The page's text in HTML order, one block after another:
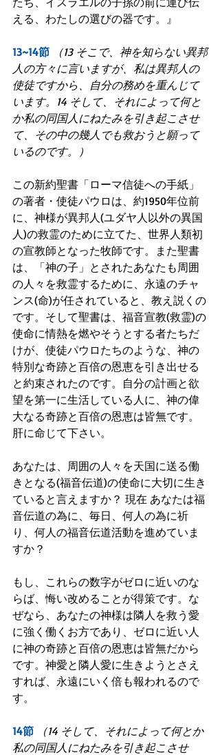
える、わたしの選びの器です。』
13~14節
（13 そこで、神を知らない異邦
人の方々に言いますが、私は異邦人の
使徒ですから、自分の務めを重んじて
います。14 そして、それによって何と
か私の同国人にねたみを引き起こさせ
て、その中の幾人でも救おうと願って
いるのです。）
この新約聖書「ローマ信徒への手紙」
の著者・使徒パウロは、約1950年位前
に、神様が異邦人(ユダヤ人以外の異国
人)の救霊のために立てた、世界人類初
の宣教師となった牧師です。また聖書
は、「神の子」とされたあなたも周囲
の人々を救霊するために、永遠のチャ
ンス(命)が任されていると、教え説くの
です。そして聖書は、福音宣教(救霊)の
使命に情熱を燃やそうとする者たちだ
けが、使徒パウロたちのような、神の
特別な奇跡と百倍の恩恵を引き出せる
と約束されたのです。自分の計画と欲
望を第一に生活している人に、神の偉
大なる奇跡と百倍の恩恵は皆無です。
肝に命じて下さい。
あなたは、周囲の人々を天国に送る働
きとなる(福音伝道)の使命に大切に生き
ていると言えますか？ 現在 あなたは福
音伝道の為に、毎日、何人の為に祈
り、何人の福音伝道活動を進めていま
すか？
もし、これらの数字がゼロに近いのな
らば、悔い改めることが得策です。な
ぜなら、あなたの神様は隣人を救う愛
に強く働くお方であり、ゼロに近い人
に神の奇跡と百倍の恩恵は皆無だから
です。神愛と隣人愛に生きようとさえ
すれば、永遠にいく倍も報われるので
す。
14節
（14 そして、それによって何とか
私の同国人にねたみを引き起こさせ